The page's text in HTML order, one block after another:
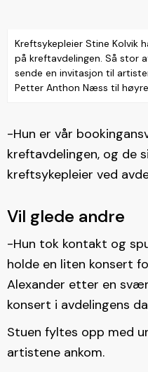
Kreftsykepleier Stine Kolvik
på kreftavdelingen. Så stor
sende en invitasjon til
Petter Anthon Næss til
-Hun er vår
kreftavdelingen, og de
kreftsykepleier ved
Vil glede andre
-Hun tok kontakt og
holde en liten konsert
Alexander etter en
konsert i avdelingens
Stuen fyltes opp med
artistene ankom.